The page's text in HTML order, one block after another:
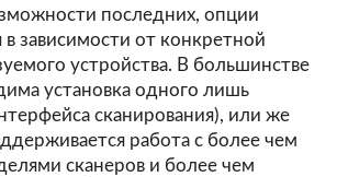
последних, опции
в зависимости от конкретной
устройства. В большинстве
установка одного лишь
сканирования), или же
работа с более чем
сканеров и более чем